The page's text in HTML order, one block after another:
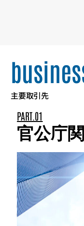
主要取引先
PART.01
官公庁